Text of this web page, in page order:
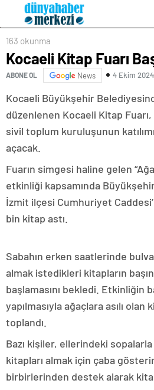
163 okunma
Kocaeli Kitap Fuarı
ABONE OL News 4 Ekim
Kocaeli Büyükşehir
düzenlenen Kocaeli Kitap
sivil toplum kuruluşunun
açacak.
Fuarın simgesi haline gelen
etkinliği kapsamında
İzmit ilçesi Cumhuriyet
bin kitap astı.
Sabahın erken saatlerinde
almak istedikleri kitapların
başlamasını bekledi. Etkinliğin
yapılmasıyla ağaçlara asılı olan
toplandı.
Bazı kişiler, ellerindeki
kitapları almak için çaba
birbirlerinden destek alarak